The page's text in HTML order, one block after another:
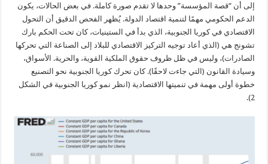
إلى أن “قصة المؤسسة” وحدها لا تقدم صورة كاملة. في بعض الحالات، يكون
الدعم الحكومي مهمًا لتنمية اقتصاد الدولة. يُظهر الفحص الدقيق أن التحول
الاقتصادي في كوريا الجنوبية، الذي بدأ في الستينيات، كان تحت الحكم بارك
تشونج هي (الذي أعاد توجيه التركيز الاقتصادي للبلاد إلى الصناعة التي تحركها
الصادرات)، وليس في ظل ظروف حقوق الملكية القوية، والحرية. الأسواق،
وسيادة القانون (التي جاءت لاحقًا). كان تحرك كوريا الجنوبية نحو التصنيع
خطوة أولى مهمة في تنميتها الاقتصادية (انظر نمو كوريا الجنوبية في الشكل
2).